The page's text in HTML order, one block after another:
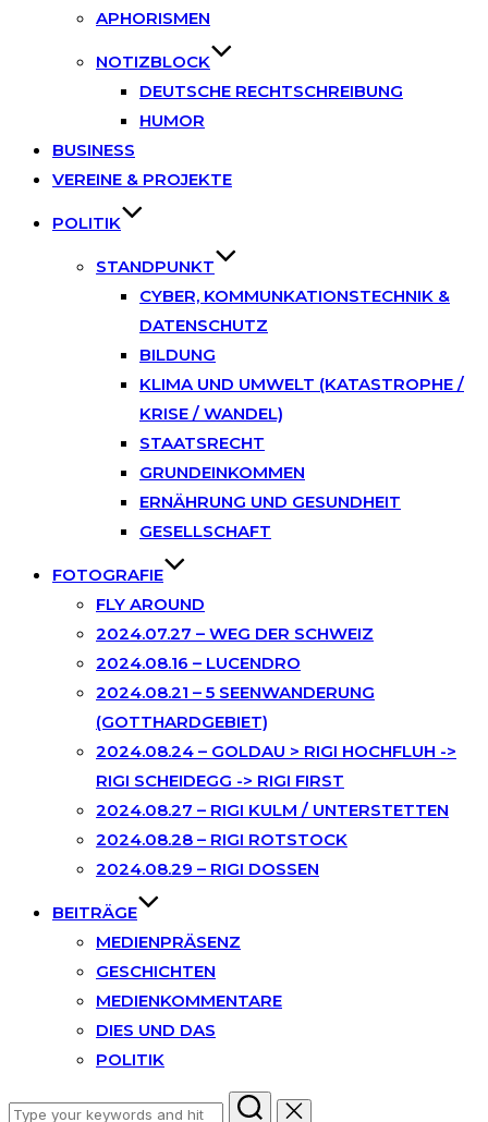
APHORISMEN
NOTIZBLOCK
DEUTSCHE RECHTSCHREIBUNG
HUMOR
BUSINESS
VEREINE & PROJEKTE
POLITIK
STANDPUNKT
CYBER, KOMMUNKATIONSTECHNIK &
DATENSCHUTZ
BILDUNG
KLIMA UND UMWELT (KATASTROPHE /
KRISE / WANDEL)
STAATSRECHT
GRUNDEINKOMMEN
ERNÄHRUNG UND GESUNDHEIT
GESELLSCHAFT
FOTOGRAFIE
FLY AROUND
2024.07.27 – WEG DER SCHWEIZ
2024.08.16 – LUCENDRO
2024.08.21 – 5 SEENWANDERUNG
(GOTTHARDGEBIET)
2024.08.24 – GOLDAU > RIGI HOCHFLUH ->
RIGI SCHEIDEGG -> RIGI FIRST
2024.08.27 – RIGI KULM / UNTERSTETTEN
2024.08.28 – RIGI ROTSTOCK
2024.08.29 – RIGI DOSSEN
BEITRÄGE
MEDIENPRÄSENZ
GESCHICHTEN
MEDIENKOMMENTARE
DIES UND DAS
POLITIK
Search